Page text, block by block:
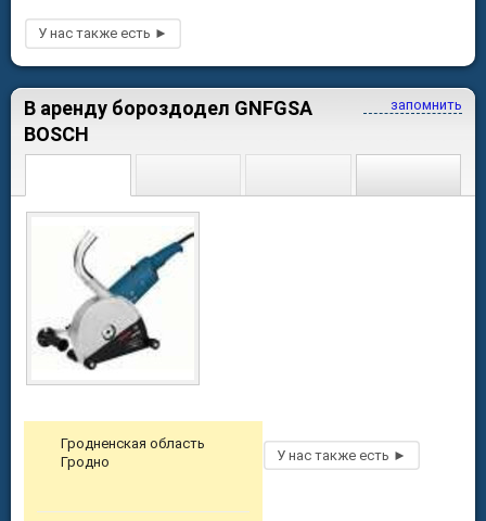
запомнить
В аренду бороздодел GNFGSA
BOSCH
Гродненская область
Гродно